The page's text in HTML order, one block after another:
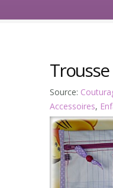
Trousse
Source:
Accessoires,